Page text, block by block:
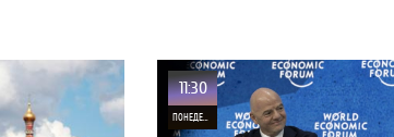
11:30
ПОНЕДЕЛЬНИК